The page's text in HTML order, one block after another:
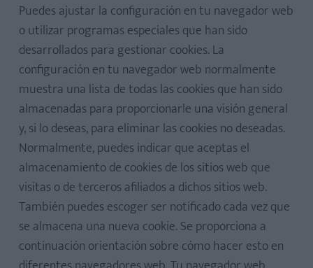
Puedes ajustar la configuración en tu navegador web
o utilizar programas especiales que han sido
desarrollados para gestionar cookies. La
configuración en tu navegador web normalmente
muestra una lista de todas las cookies que han sido
almacenadas para proporcionarle una visión general
y, si lo deseas, para eliminar las cookies no deseadas.
Normalmente, puedes indicar que aceptas el
almacenamiento de cookies de los sitios web que
visitas o de terceros afiliados a dichos sitios web.
También puedes escoger ser notificado cada vez que
se almacena una nueva cookie. Se proporciona a
continuación orientación sobre cómo hacer esto en